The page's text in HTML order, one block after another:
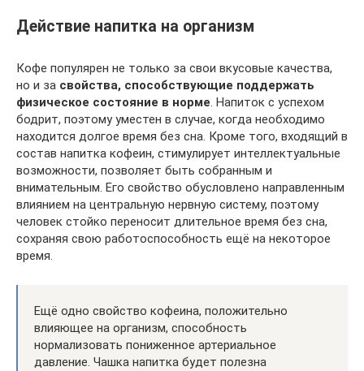
Действие напитка на организм
Кофе популярен не только за свои вкусовые качества,
но и за свойства, способствующие поддержать
физическое состояние в норме. Напиток с успехом
бодрит, поэтому уместен в случае, когда необходимо
находится долгое время без сна. Кроме того, входящий в
состав напитка кофеин, стимулирует интеллектуальные
возможности, позволяет быть собранным и
внимательным. Его свойство обусловлено направленным
влиянием на центральную нервную систему, поэтому
человек стойко переносит длительное время без сна,
сохраняя свою работоспособность ещё на некоторое
время.
Ещё одно свойство кофеина, положительно
влияющее на организм, способность
нормализовать пониженное артериальное
давление. Чашка напитка будет полезна